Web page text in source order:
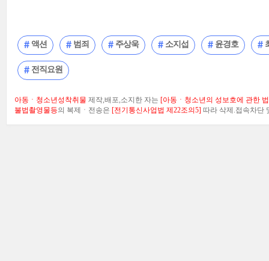
액션 범죄 주상욱 소지섭 윤경호
전직요원
아동ㆍ청소년성착취물 제작,배포,소지한 자는 [아동ㆍ청소년의 성보호에 관한
불법촬영물등의 복제ㆍ전송은 [전기통신사업법 제22조의5] 따라 삭제.접속차단